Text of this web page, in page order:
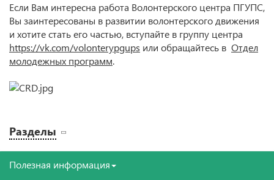
Если Вам интересна работа Волонтерского центра ПГУПС,
Вы заинтересованы в развитии волонтерского движения
и хотите стать его частью, вступайте в группу центра
https://vk.com/volonterypgups или обращайтесь в Отдел
молодежных программ.
Разделы
Полезная информация